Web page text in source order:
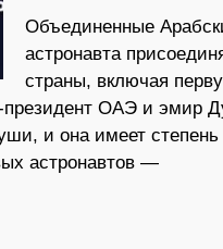
Объединенные
астронавта
страны, включая
ОАЭ и эмир
и она имеет
астронавтов —